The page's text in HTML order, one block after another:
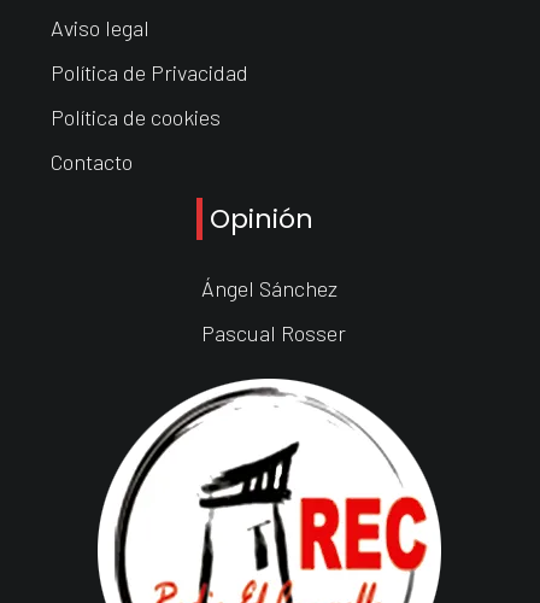
Aviso legal
Política de Privacidad
Política de cookies
Contacto
Opinión
Ángel Sánchez
Pascual Rosser